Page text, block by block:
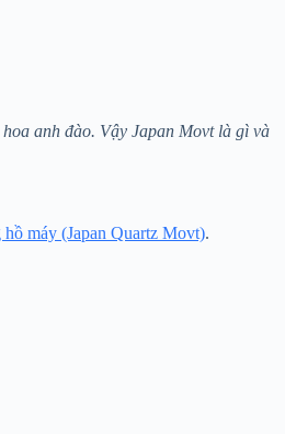
anh đào. Vậy Japan Movt là gì và
hồ máy (Japan Quartz Movt).